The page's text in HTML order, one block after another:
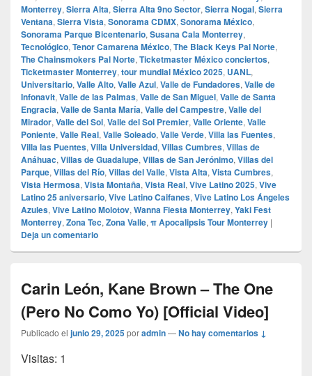
Monterrey, Sierra Alta, Sierra Alta 9no Sector, Sierra Nogal, Sierra
Ventana, Sierra Vista, Sonorama CDMX, Sonorama México,
Sonorama Parque Bicentenario, Susana Cala Monterrey,
Tecnológico, Tenor Camarena México, The Black Keys Pal Norte,
The Chainsmokers Pal Norte, Ticketmaster México conciertos,
Ticketmaster Monterrey, tour mundial México 2025, UANL,
Universitario, Valle Alto, Valle Azul, Valle de Fundadores, Valle de
Infonavit, Valle de las Palmas, Valle de San Miguel, Valle de Santa
Engracia, Valle de Santa María, Valle del Campestre, Valle del
Mirador, Valle del Sol, Valle del Sol Premier, Valle Oriente, Valle
Poniente, Valle Real, Valle Soleado, Valle Verde, Villa las Fuentes,
Villa las Puentes, Villa Universidad, Villas Cumbres, Villas de
Anáhuac, Villas de Guadalupe, Villas de San Jerónimo, Villas del
Parque, Villas del Río, Villas del Valle, Vista Alta, Vista Cumbres,
Vista Hermosa, Vista Montaña, Vista Real, Vive Latino 2025, Vive
Latino 25 aniversario, Vive Latino Caifanes, Vive Latino Los Ángeles
Azules, Vive Latino Molotov, Wanna Fiesta Monterrey, Yaki Fest
Monterrey, Zona Tec, Zona Valle, π Apocalipsis Tour Monterrey |
Deja un comentario
Carin León, Kane Brown – The One
(Pero No Como Yo) [Official Video]
Publicado el junio 29, 2025poradmin—No hay comentarios ↓
Visitas: 1